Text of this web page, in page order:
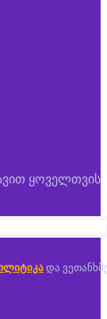
ყოველთვის
და